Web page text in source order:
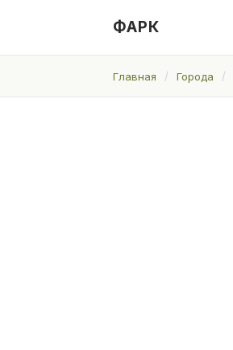
ФАРК
Главная Города